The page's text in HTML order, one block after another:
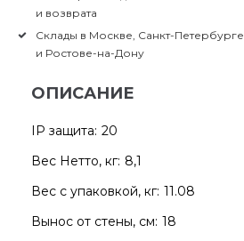
и возврата
Склады в Москве, Санкт-Петербурге
и Ростове-на-Дону
ОПИСАНИЕ
IP защита: 20
Вес Нетто, кг: 8,1
Вес с упаковкой, кг: 11.08
Вынос от стены, см: 18